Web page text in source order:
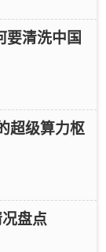
要清洗中国
超级算力枢
盘点